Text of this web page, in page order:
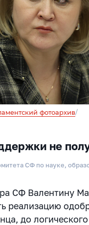
фотоархив/
не
СФ по науке,
СФ Валентину
реализацию
до